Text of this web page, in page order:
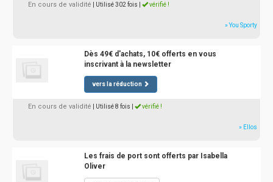
En cours de validité | Utilisé 302 fois vérifié !
» You Sporty
Dès 49€ d'achats, 10€ offerts en vous
inscrivant à la newsletter
vers la réduction
En cours de validité | Utilisé 8 fois vérifié !
» Ellos
Les frais de port sont offerts par Isabella
Oliver